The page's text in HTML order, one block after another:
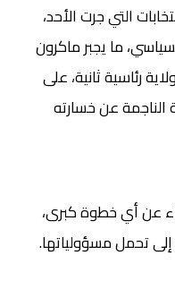
التي جرت الأحد،
ما يجبر ماكرون
رئاسية ثانية، على
الناجمة عن خسارته
عن أي خطوة كبرى،
تحمل مسؤولياتها.